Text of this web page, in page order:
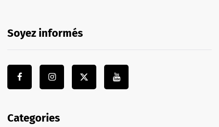
Soyez informés
Categories